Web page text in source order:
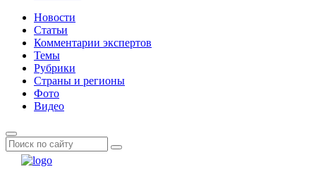
Новости
Статьи
Комментарии экспертов
Темы
Рубрики
Страны и регионы
Фото
Видео